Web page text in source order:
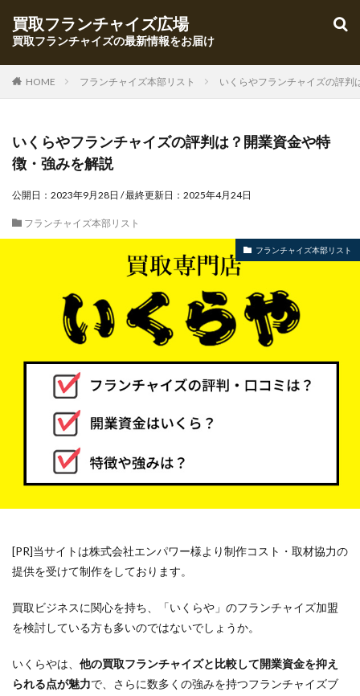
買取フランチャイズ広場
買取フランチャイズの最新情報をお届け
HOME フランチャイズ本部リスト いくらやフランチャイズの評判
いくらやフランチャイズの評判は？開業資金や特
徴・強みを解説
公開日： 2023年9月28日 / 最終更新日： 2025年4月24日
フランチャイズ本部リスト
フランチャイズ本部リスト
[PR]当サイトは株式会社エンパワー様より制作コスト・取材協力の
提供を受けて制作をしております。
買取ビジネスに関心を持ち、「いくらや」のフランチャイズ加盟
を検討している方も多いのではないでしょうか。
いくらやは、 他の買取フランチャイズと比較して開業資金を抑え
られる点が魅力で、さらに数多くの強みを持つフランチャイズブ